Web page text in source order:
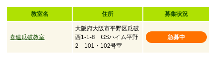
教室名 住所 募集状況
喜連瓜破教室
大阪府大阪市平野区瓜破
西1-1-8 GSハイム平野
2 101・102号室
急募中